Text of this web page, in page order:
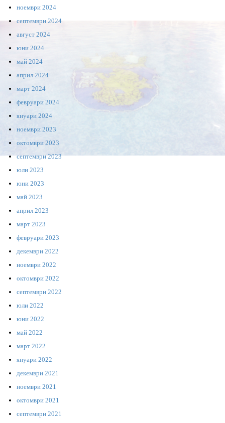
ноември 2024
септември 2024
август 2024
юни 2024
май 2024
април 2024
март 2024
февруари 2024
януари 2024
ноември 2023
октомври 2023
септември 2023
юли 2023
юни 2023
май 2023
април 2023
март 2023
февруари 2023
декември 2022
ноември 2022
октомври 2022
септември 2022
юли 2022
юни 2022
май 2022
март 2022
януари 2022
декември 2021
ноември 2021
октомври 2021
септември 2021